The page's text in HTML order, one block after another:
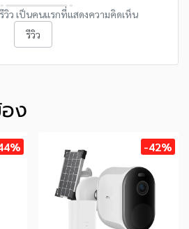
วิว เป็นคนแรกที่แสดงความคิดเห็น
รีวิว
ง
-42%